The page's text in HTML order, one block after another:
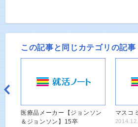
この記事と同じカテゴリの記事
医療品メーカー【ジョンソン
＆ジョンソン】15卒
マスコ